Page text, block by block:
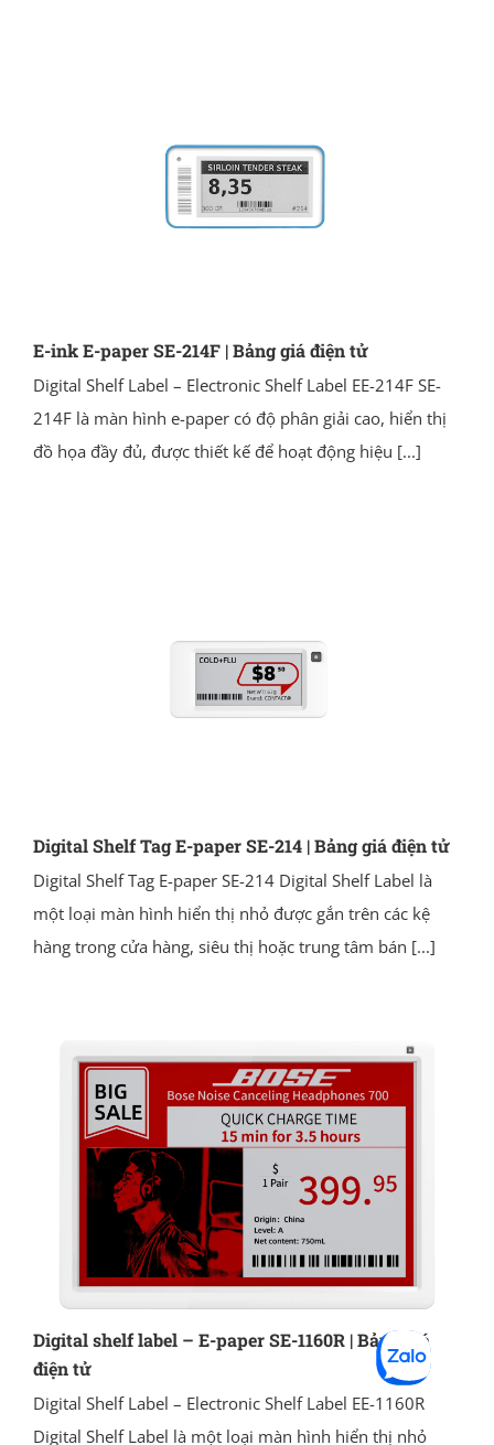
E-ink E-paper SE-214F | Bảng giá điện tử
Digital Shelf Label – Electronic Shelf Label EE-214F SE-
214F là màn hình e-paper có độ phân giải cao, hiển thị
đồ họa đầy đủ, được thiết kế để hoạt động hiệu [...]
Digital Shelf Tag E-paper SE-214 | Bảng giá điện tử
Digital Shelf Tag E-paper SE-214 Digital Shelf Label là
một loại màn hình hiển thị nhỏ được gắn trên các kệ
hàng trong cửa hàng, siêu thị hoặc trung tâm bán [...]
Digital shelf label – E-paper SE-1160R | Bảng giá
điện tử
Digital Shelf Label – Electronic Shelf Label EE-1160R
Digital Shelf Label là một loại màn hình hiển thị nhỏ